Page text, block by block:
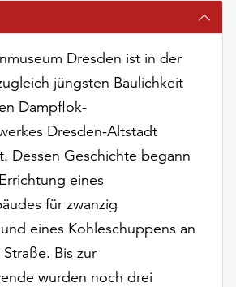
Dresden ist in der
jüngsten Baulichkeit
Dampflok-
Dresden-Altstadt
Dessen Geschichte begann
eines
für zwanzig
eines Kohleschuppens an
Bis zur
wurden noch drei